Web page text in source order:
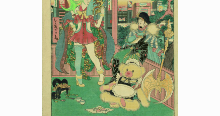
POLICY COMPANY